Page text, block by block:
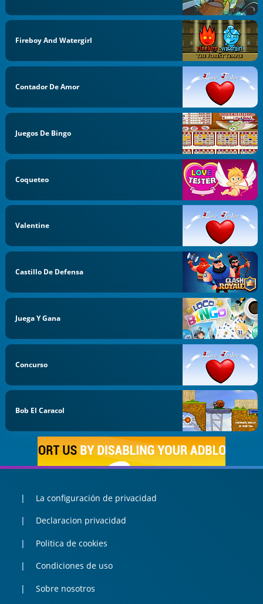
Fireboy And Watergirl
Contador De Amor
Juegos De Bingo
Coqueteo
Valentine
Castillo De Defensa
Juega Y Gana
Concurso
Bob El Caracol
La configuración de privacidad
Declaracion privacidad
Politica de cookies
Condiciones de uso
Sobre nosotros